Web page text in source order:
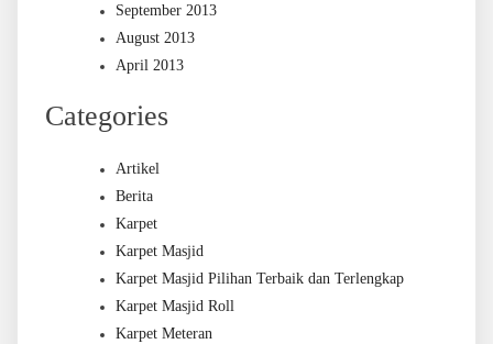
September 2013
August 2013
April 2013
Categories
Artikel
Berita
Karpet
Karpet Masjid
Karpet Masjid Pilihan Terbaik dan Terlengkap
Karpet Masjid Roll
Karpet Meteran